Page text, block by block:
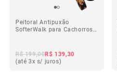
Peitoral Antipuxão
SofterWalk para Cachorros
R$ 199,00R$ 139,30
(até 3x s/ juros)